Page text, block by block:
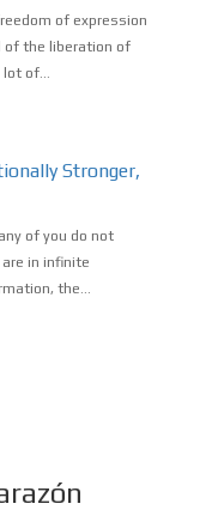
of expression
of the liberation of
lot of...
Stronger,
of you do not
in infinite
the...